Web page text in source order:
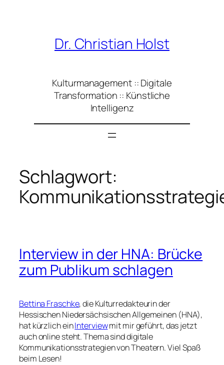
Dr. Christian Holst
Kulturmanagement :: Digitale
Transformation :: Künstliche
Intelligenz
Schlagwort:
Interview in der HNA: Brücke
zum Publikum schlagen
Bettina Fraschke, die Kulturredakteurin der
Hessischen Niedersächsischen Allgemeinen (HNA),
hat kürzlich einInterviewmit mir geführt, das jetzt
auch online steht. Thema sind digitale
Kommunikationsstrategien von Theatern. Viel Spaß
beim Lesen!